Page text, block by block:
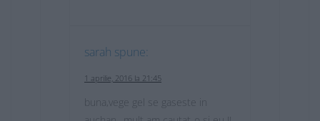
sarah spune:
1 aprilie, 2016 la 21:45
buna,vege gel se gaseste in